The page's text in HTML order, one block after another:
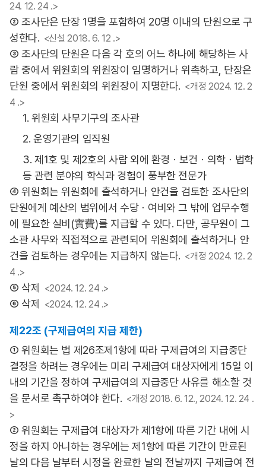
24. 12. 24 .>
② 조사단은 단장 1명을 포함하여 20명 이내의 단원으로 구
성한다. <신설 2018. 6. 12 .>
③ 조사단의 단원은 다음 각 호의 어느 하나에 해당하는 사
람 중에서 위원회의 위원장이 임명하거나 위촉하고, 단장은
단원 중에서 위원회의 위원장이 지명한다. <개정 2024. 12. 2
4 .>
1. 위원회 사무기구의 조사관
2. 운영기관의 임직원
3. 제1호 및 제2호의 사람 외에 환경ㆍ보건ㆍ의학ㆍ법학
등 관련 분야의 학식과 경험이 풍부한 전문가
④ 위원회는 위원회에 출석하거나 안건을 검토한 조사단의
단원에게 예산의 범위에서 수당ㆍ여비와 그 밖에 업무수행
에 필요한 실비(實費)를 지급할 수 있다. 다만, 공무원이 그
소관 사무와 직접적으로 관련되어 위원회에 출석하거나 안
건을 검토하는 경우에는 지급하지 않는다. <개정 2024. 12. 2
4 .>
⑤ 삭제 <2024. 12. 24 .>
⑥ 삭제 <2024. 12. 24 .>
제22조 (구제급여의 지급 제한)
① 위원회는 법 제26조제1항에 따라 구제급여의 지급중단
결정을 하려는 경우에는 미리 구제급여 대상자에게 15일 이
내의 기간을 정하여 구제급여의 지급중단 사유를 해소할 것
을 문서로 촉구하여야 한다. <개정 2018. 6. 12., 2024. 12. 24 .
>
② 위원회는 구제급여 대상자가 제1항에 따른 기간 내에 시
정을 하지 아니하는 경우에는 제1항에 따른 기간이 만료된
날의 다음 날부터 시정을 완료한 날의 전날까지 구제급여 전